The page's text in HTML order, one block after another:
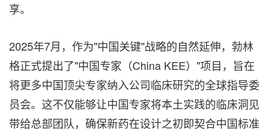
享。
2025年7月，作为"中国关键"战略的自然延伸，勃林
格正式提出了"中国专家（China KEE）"项目，旨在
将更多中国顶尖专家纳入公司临床研究的全球指导委
员会。这不仅能够让中国专家将本土实践的临床洞见
带给总部团队，确保新药在设计之初即契合中国标准